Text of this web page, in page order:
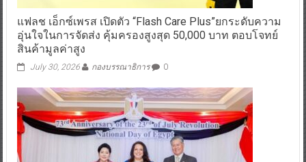
แฟลช เอ็กซ์เพรส เปิดตัว “Flash Care Plus”ยกระดับความ
อุ่นใจในการจัดส่ง คุ้มครองสูงสุด 50,000 บาท ตอบโจทย์
สินค้ามูลค่าสูง
July 30, 2026 กองบรรณาธิการ 0